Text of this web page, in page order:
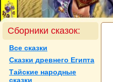
Сборники сказок:
Все сказки
Сказки древнего Египта
Тайские нaродные
сказки